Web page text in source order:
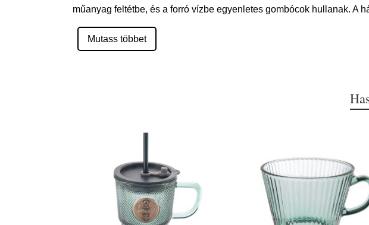
műanyag feltétbe, és a forró vízbe egyenletes gombócok hullanak. A
Mutass többet